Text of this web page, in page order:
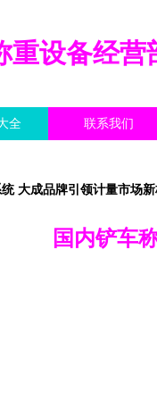
重设备经营
全 联系我们
大成品牌引领计量市场
国内铲车